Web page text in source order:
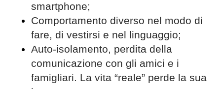
smartphone;
Comportamento diverso nel modo di
fare, di vestirsi e nel linguaggio;
Auto-isolamento, perdita della
comunicazione con gli amici e i
famigliari. La vita “reale” perde la sua